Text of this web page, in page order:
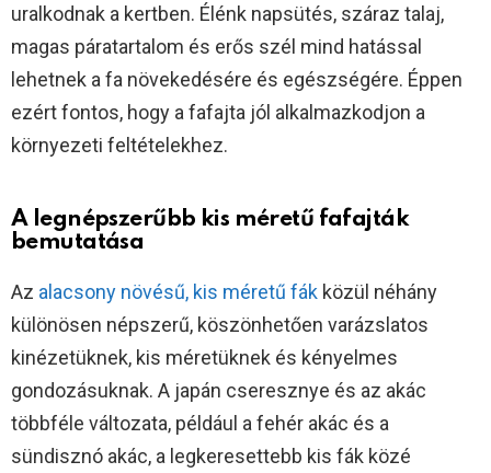
uralkodnak a kertben. Élénk napsütés, száraz talaj,
magas páratartalom és erős szél mind hatással
lehetnek a fa növekedésére és egészségére. Éppen
ezért fontos, hogy a fafajta jól alkalmazkodjon a
környezeti feltételekhez.
A legnépszerűbb kis méretű fafajták
bemutatása
Az alacsony növésű, kis méretű fák közül néhány
különösen népszerű, köszönhetően varázslatos
kinézetüknek, kis méretüknek és kényelmes
gondozásuknak. A japán cseresznye és az akác
többféle változata, például a fehér akác és a
sündisznó akác, a legkeresettebb kis fák közé